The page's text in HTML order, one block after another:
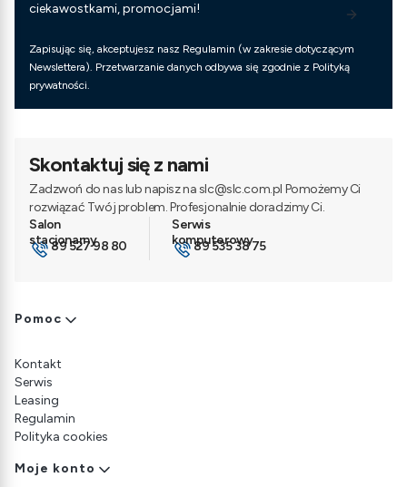
ciekawostkami, promocjami!
Zapisując się, akceptujesz nasz Regulamin (w zakresie dotyczącym
Newslettera). Przetwarzanie danych odbywa się zgodnie z Polityką
prywatności.
Skontaktuj się z nami
Zadzwoń do nas lub napisz na slc@slc.com.pl Pomożemy Ci
rozwiązać Twój problem. Profesjonalnie doradzimy Ci.
89 527 98 80 89 535 38 75
Linki w stopce
Pomoc
Kontakt
Serwis
Leasing
Regulamin
Polityka cookies
Moje konto